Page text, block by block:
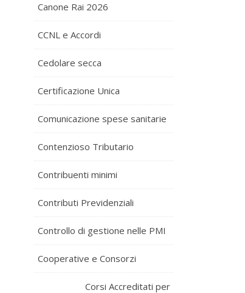
Canone Rai 2026
CCNL e Accordi
Cedolare secca
Certificazione Unica
Comunicazione spese sanitarie
Contenzioso Tributario
Contribuenti minimi
Contributi Previdenziali
Controllo di gestione nelle PMI
Cooperative e Consorzi
Corsi Accreditati per